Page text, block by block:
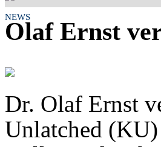
NEWS
Olaf Ernst
Dr. Olaf Ernst
Unlatched